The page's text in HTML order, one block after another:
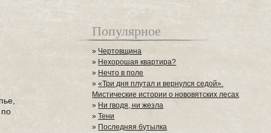
Популярное
» Чертовщина
» Нехорошая квартира?
» Нечто в поле
»«Три дня плутал и вернулся седой».
Мистические истории о нововятских лесах
» Ни гводя, ни жезла
»Тени
» Последняя бутылка